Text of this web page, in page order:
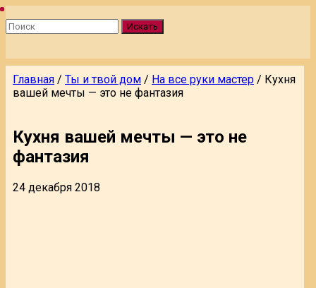
Искать
Главная / Ты и твой дом / На все руки мастер / Кухня
вашей мечты — это не фантазия
Кухня вашей мечты — это не
фантазия
24 декабря 2018